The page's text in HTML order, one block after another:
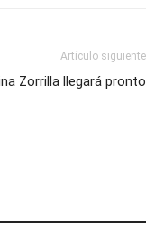
Artículo siguiente
Zorrilla llegará pronto